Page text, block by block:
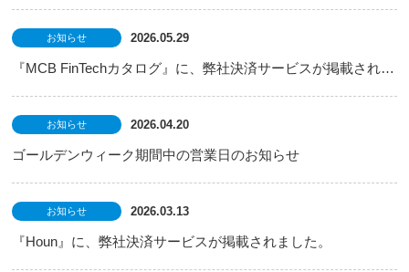
お知らせ 2026.05.29
『MCB FinTechカタログ』に、弊社決済サービスが掲載されました。
お知らせ 2026.04.20
ゴールデンウィーク期間中の営業日のお知らせ
お知らせ 2026.03.13
『Houn』に、弊社決済サービスが掲載されました。